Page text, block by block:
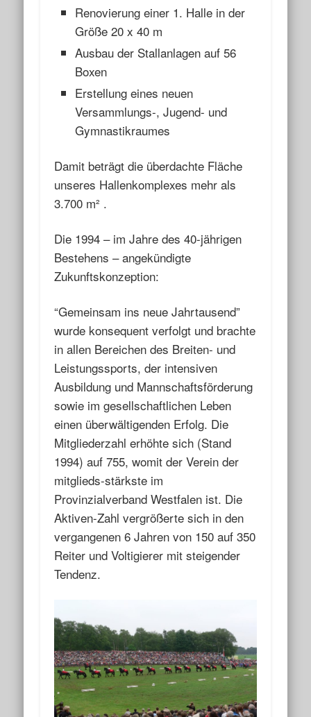
Renovierung einer 1. Halle in der
Größe 20 x 40 m
Ausbau der Stallanlagen auf 56
Boxen
Erstellung eines neuen
Versammlungs-, Jugend- und
Gymnastikraumes
Damit beträgt die überdachte Fläche
unseres Hallenkomplexes mehr als
3.700 m² .
Die 1994 – im Jahre des 40-jährigen
Bestehens – angekündigte
Zukunftskonzeption:
“Gemeinsam ins neue Jahrtausend”
wurde konsequent verfolgt und brachte
in allen Bereichen des Breiten- und
Leistungssports, der intensiven
Ausbildung und Mannschaftsförderung
sowie im gesellschaftlichen Leben
einen überwältigenden Erfolg. Die
Mitgliederzahl erhöhte sich (Stand
1994) auf 755, womit der Verein der
mitglieds-stärkste im
Provinzialverband Westfalen ist. Die
Aktiven-Zahl vergrößerte sich in den
vergangenen 6 Jahren von 150 auf 350
Reiter und Voltigierer mit steigender
Tendenz.